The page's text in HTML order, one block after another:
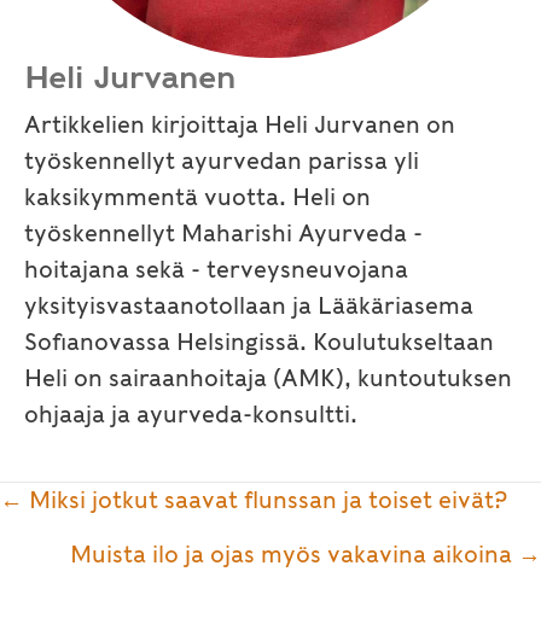
Heli Jurvanen
Artikkelien kirjoittaja Heli Jurvanen on
työskennellyt ayurvedan parissa yli
kaksikymmentä vuotta. Heli on
työskennellyt Maharishi Ayurveda -
hoitajana sekä - terveysneuvojana
yksityisvastaanotollaan ja Lääkäriasema
Sofianovassa Helsingissä. Koulutukseltaan
Heli on sairaanhoitaja (AMK), kuntoutuksen
ohjaaja ja ayurveda-konsultti.
Posts
navigation
← Miksi jotkut saavat flunssan ja toiset eivät?
Muista ilo ja ojas myös vakavina aikoina →